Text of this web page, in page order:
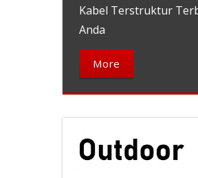
Kabel Terstruktur
Anda
More